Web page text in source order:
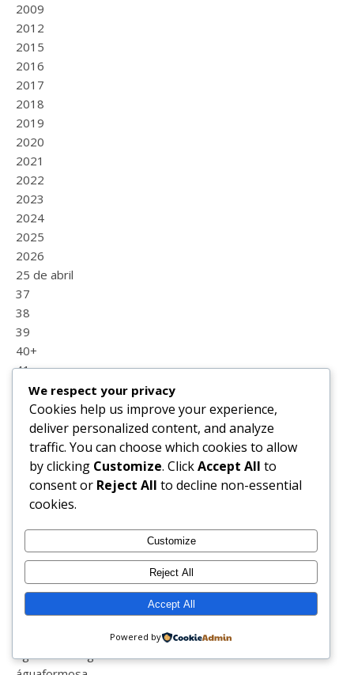
2009
2012
2015
2016
2017
2018
2019
2020
2021
2022
2023
2024
2025
2026
25 de abril
37
38
39
40+
41
5 princípios reiki
5alive
a nossa família
abraçar uma árvore
abril
actividades
afilhada
afilhado
agenda
agosto
água miceral garnier
We respect your privacy
Cookies help us improve your experience,
deliver personalized content, and analyze
traffic. You can choose which cookies to allow
by clicking Customize. ClickAccept All to
consent or Reject All to decline non-essential
cookies.
Customize
Reject All
Accept All
Powered by